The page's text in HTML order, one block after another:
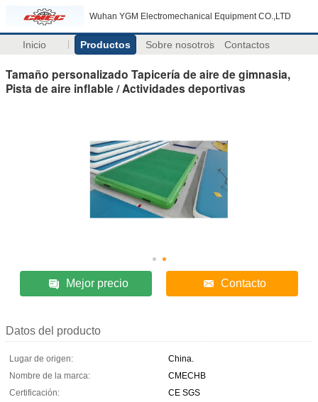
Wuhan YGM Electromechanical Equipment CO.,LTD
Inicio Productos Sobre nosotros Contactos
Tamaño personalizado Tapicería de aire de gimnasia,
Pista de aire inflable / Actividades deportivas
Mejor precio Contacto
Datos del producto
Lugar de origen:
China.
Nombre de la marca:
CMECHB
Certificación:
CE SGS